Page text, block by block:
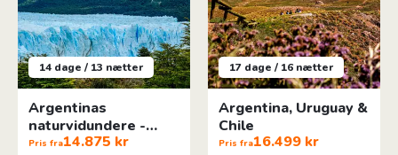
14 dage / 13 nætter
Argentinas
naturvidundere -
vinterrejse
Pris fra14.875 kr
17 dage / 16 nætter
Argentina, Uruguay &
Chile
Pris fra16.499 kr